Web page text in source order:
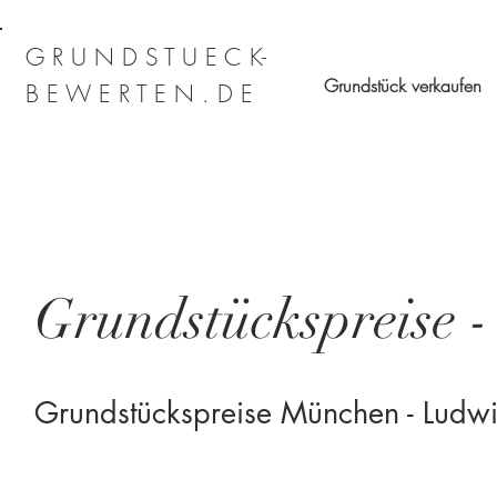
G R U N D S T U E C K-
B E W E R T E N . D E
Grundstück verkaufen
Grundstückspreise
Grundstückspreise München -